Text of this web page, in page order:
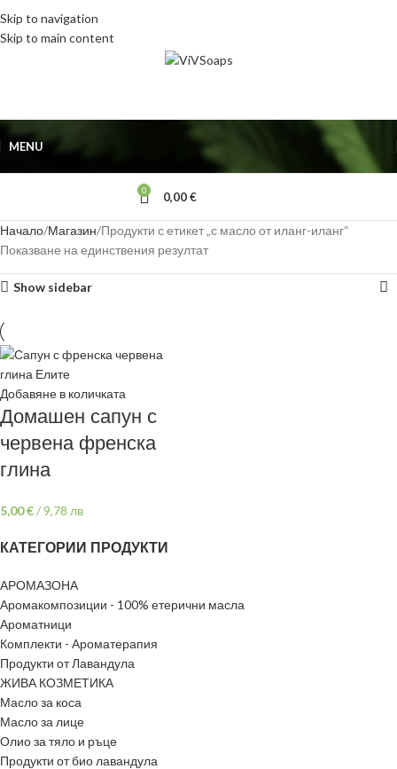
Skip to navigation
Skip to main content
MENU
0 0,00€
КАТЕГОРИИ ПРОДУКТИ
АРОМАЗОНА
Аромакомпозиции - 100% етерични масла
Ароматници
Комплекти - Ароматерапия
Продукти от Лавандула
ЖИВА КОЗМЕТИКА
Масло за коса
Масло за лице
Олио за тяло и ръце
Продукти от био лавандула
Начало Магазин Продукти с етикет „с масло от иланг-иланг“
Показване на единствения резултат
Show sidebar
Добавяне в количката
Домашен сапун с
червена френска
глина
5,00€/9,78 лв